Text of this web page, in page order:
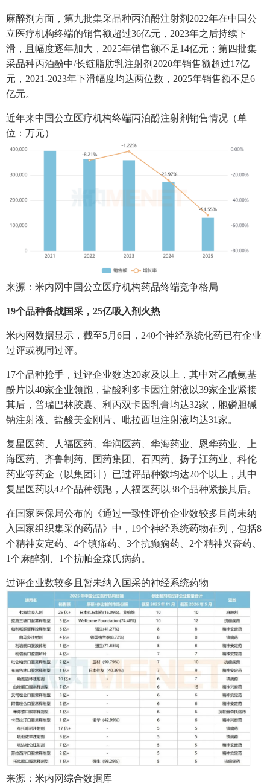
麻醉剂方面，第九批集采品种丙泊酚注射剂2022年在中国公
立医疗机构终端的销售额超过36亿元，2023年之后持续下
滑，且幅度逐年加大，2025年销售额不足14亿元；第四批集
采品种丙泊酚中/长链脂肪乳注射剂2020年销售额超过17亿
元，2021-2023年下滑幅度均达两位数，2025年销售额不足6
亿元。
近年来中国公立医疗机构终端丙泊酚注射剂销售情况（单
位：万元）
来源：米内网中国公立医疗机构药品终端竞争格局
19个品种备战国采，25亿吸入剂火热
米内网数据显示，截至5月6日，240个神经系统化药已有企业
过评或视同过评。
17个品种抢手，过评企业数达20家及以上，其中对乙酰氨基
酚片以40家企业领跑，盐酸利多卡因注射液以39家企业紧接
其后，普瑞巴林胶囊、利丙双卡因乳膏均达32家，胞磷胆碱
钠注射液、盐酸美金刚片、吡拉西坦注射液均达31家。
复星医药、人福医药、华润医药、华海药业、恩华药业、上
海医药、齐鲁制药、国药集团、石四药、扬子江药业、科伦
药业等药企（以集团计）已过评品种数均达20个以上，其中
复星医药以42个品种领跑，人福医药以38个品种紧接其后。
在国家医保局公布的《通过一致性评价企业数较多且尚未纳
入国家组织集采的药品》中，19个神经系统药物在列，包括8
个精神安定药、4个镇痛药、3个抗癫痫药、2个精神兴奋药、
1个麻醉剂、1个抗帕金森氏病药。
过评企业数较多且暂未纳入国采的神经系统药物
来源：米内网综合数据库